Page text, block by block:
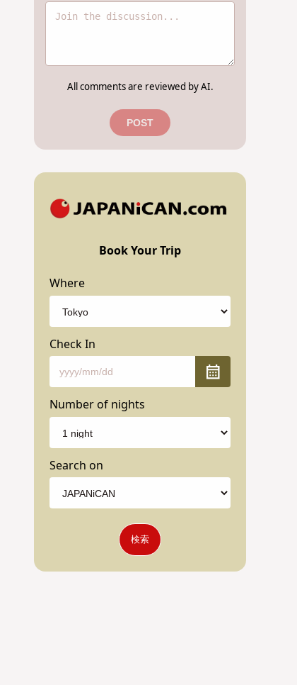
All comments are reviewed by AI.
POST
Book Your Trip
Where
Check In
Number of nights
Search on
検索